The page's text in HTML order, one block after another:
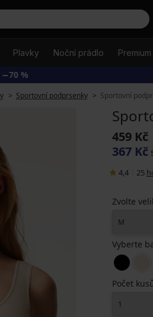
Plavky Noční prádlo Premium
−70 %
Sportovní podprsenky Sportovní
459 Kč
367 Kč
4,4 25
Zvolte
Vyberte
Počet